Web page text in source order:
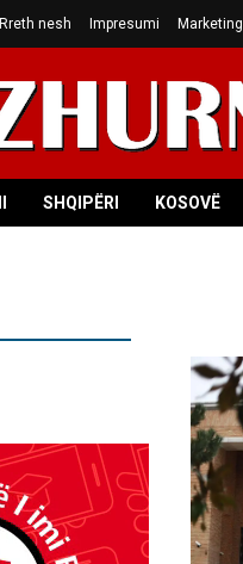
Rreth nesh Impresumi Marketing
SHQIPËRI KOSOVË